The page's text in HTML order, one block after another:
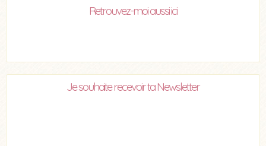
Retrouvez-moi aussi ici
Je souhaite recevoir ta Newsletter